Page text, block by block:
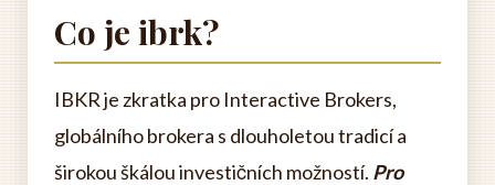
Co je ibrk?
IBKR je zkratka pro Interactive Brokers,
globálního brokera s dlouholetou tradicí a
širokou škálou investičních možností. Pro